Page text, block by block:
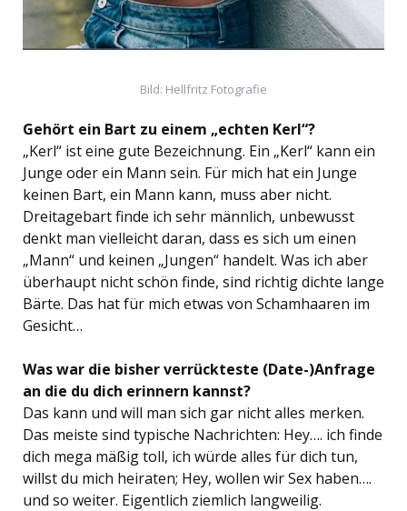
Bild: Hellfritz Fotografie
Gehört ein Bart zu einem „echten Kerl“?
„Kerl“ ist eine gute Bezeichnung. Ein „Kerl“ kann ein
Junge oder ein Mann sein. Für mich hat ein Junge
keinen Bart, ein Mann kann, muss aber nicht.
Dreitagebart finde ich sehr männlich, unbewusst
denkt man vielleicht daran, dass es sich um einen
„Mann“ und keinen „Jungen“ handelt. Was ich aber
überhaupt nicht schön finde, sind richtig dichte lange
Bärte. Das hat für mich etwas von Schamhaaren im
Gesicht…
Was war die bisher verrückteste (Date-)Anfrage
an die du dich erinnern kannst?
Das kann und will man sich gar nicht alles merken.
Das meiste sind typische Nachrichten: Hey…. ich finde
dich mega mäßig toll, ich würde alles für dich tun,
willst du mich heiraten; Hey, wollen wir Sex haben….
und so weiter. Eigentlich ziemlich langweilig.